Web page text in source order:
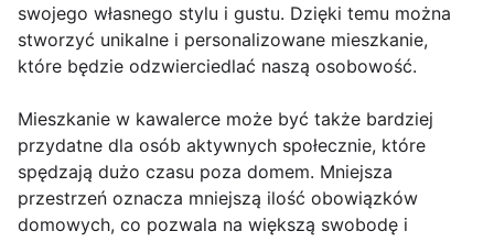
swojego własnego stylu i gustu. Dzięki temu można
stworzyć unikalne i personalizowane mieszkanie,
które będzie odzwierciedlać naszą osobowość.
Mieszkanie w kawalerce może być także bardziej
przydatne dla osób aktywnych społecznie, które
spędzają dużo czasu poza domem. Mniejsza
przestrzeń oznacza mniejszą ilość obowiązków
domowych, co pozwala na większą swobodę i